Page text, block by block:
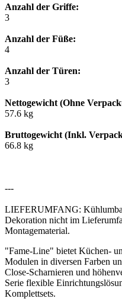
Anzahl der Griffe:
3
Anzahl der Füße:
4
Anzahl der Türen:
3
Nettogewicht (Ohne
57.6 kg
Bruttogewicht (Inkl.
66.8 kg
---
LIEFERUMFANG:
Dekoration nicht im
Montagematerial.
"Fame-Line" bietet Küchen-
Modulen in diversen Farben
Close-Scharnieren und
Serie flexible
Komplettsets.